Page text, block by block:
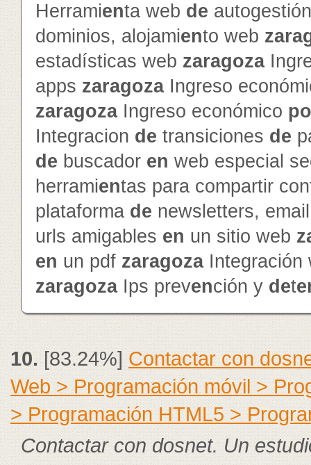
Herramienta web de
dominios, alojamiento web
estadísticas web zaragoza
apps zaragozaIngreso
zaragozaIngreso económico
Integracion de transiciones de
de buscador en web especial
herramientas para compartir
plataforma de newsletters,
urls amigables en un sitio web
en un pdf zaragozaIntegración
zaragozaIps prevención y det
10.[83.24%]Contactar con
Web > Programación móvil >
> Programación HTML5 >
Contactar con dosnet. Un